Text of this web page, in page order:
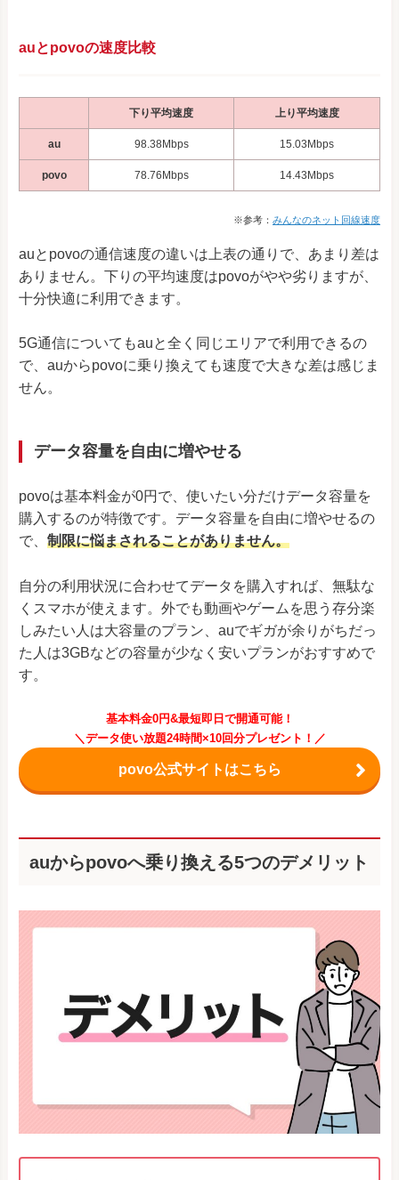
auとpovoの速度比較
下り平均速度 上り平均速度
au 98.38Mbps 15.03Mbps
povo 78.76Mbps 14.43Mbps
※参考： みんなのネット回線速度
auとpovoの通信速度の違いは上表の通りで、あまり差は
ありません。下りの平均速度はpovoがやや劣りますが、
十分快適に利用できます。
5G通信についてもauと全く同じエリアで利用できるの
で、auからpovoに乗り換えても速度で大きな差は感じま
せん。
データ容量を自由に増やせる
povoは基本料金が0円で、使いたい分だけデータ容量を
購入するのが特徴です。データ容量を自由に増やせるの
で、 制限に悩まされることがありません。
自分の利用状況に合わせてデータを購入すれば、無駄な
くスマホが使えます。外でも動画やゲームを思う存分楽
しみたい人は大容量のプラン、auでギガが余りがちだっ
た人は3GBなどの容量が少なく安いプランがおすすめで
す。
基本料金0円&最短即日で開通可能！
＼データ使い放題24時間×10回分プレゼント！／
povo公式サイトはこちら
auからpovoへ乗り換える5つのデメリット